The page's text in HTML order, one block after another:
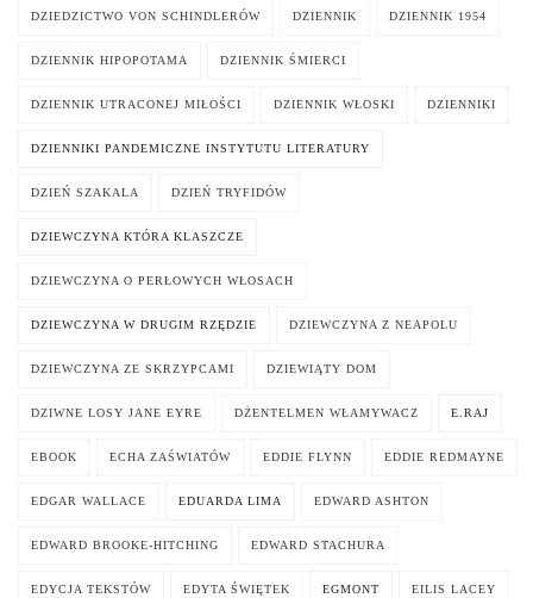
DZIEDZICTWO VON SCHINDLERÓW DZIENNIK DZIENNIK 1954
DZIENNIK HIPOPOTAMA DZIENNIK ŚMIERCI
DZIENNIK UTRACONEJ MIŁOŚCI DZIENNIK WŁOSKI DZIENNIKI
DZIENNIKI PANDEMICZNE INSTYTUTU LITERATURY
DZIEŃ SZAKALA DZIEŃ TRYFIDÓW
DZIEWCZYNA KTÓRA KLASZCZE
DZIEWCZYNA O PERŁOWYCH WŁOSACH
DZIEWCZYNA W DRUGIM RZĘDZIE DZIEWCZYNA Z NEAPOLU
DZIEWCZYNA ZE SKRZYPCAMI DZIEWIĄTY DOM
DZIWNE LOSY JANE EYRE DŻENTELMEN WŁAMYWACZ E.RAJ
EBOOK ECHA ZAŚWIATÓW EDDIE FLYNN EDDIE REDMAYNE
EDGAR WALLACE EDUARDA LIMA EDWARD ASHTON
EDWARD BROOKE-HITCHING EDWARD STACHURA
EDYCJA TEKSTÓW EDYTA ŚWIĘTEK EGMONT EILIS LACEY